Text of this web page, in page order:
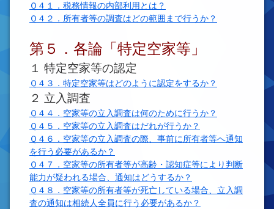
Ｑ４１．税務情報の内部利用とは？
Ｑ４２．所有者等の調査はどの範囲まで行うか？
第５．各論「特定空家等」
１ 特定空家等の認定
Ｑ４３．特定空家等はどのように認定をするか？
２ 立入調査
Ｑ４４．空家等の立入調査は何のために行うか？
Ｑ４５．空家等の立入調査はだれが行うか？
Ｑ４６．空家等の立入調査の際、事前に所有者等へ通知
を行う必要があるか？
Ｑ４７．空家等の所有者等が高齢・認知症等により判断
能力が疑われる場合、通知はどうするか？
Ｑ４８．空家等の所有者等が死亡している場合、立入調
査の通知は相続人全員に行う必要があるか？